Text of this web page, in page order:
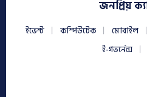
জনপ্রিয়
ইভেন্ট কম্পিউটেক মোবাইল
ই-গভর্নেন্স